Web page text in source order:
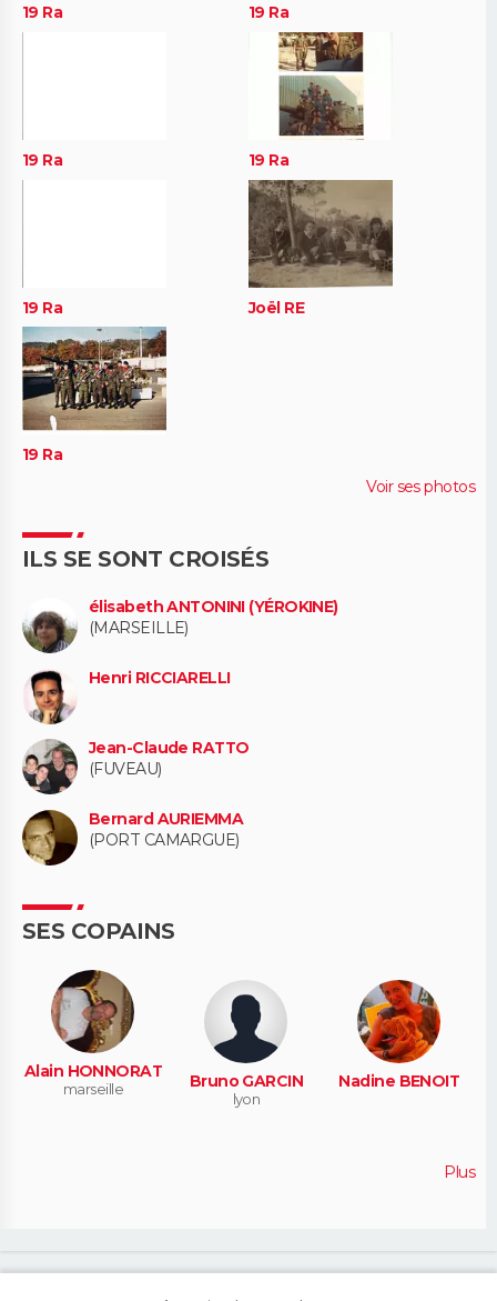
19 Ra 19 Ra
19 Ra 19 Ra
19 Ra Joël RE
19 Ra
Voir ses photos
ILS SE SONT CROISÉS
élisabeth ANTONINI (YÉROKINE)
(MARSEILLE)
Henri RICCIARELLI
Jean-Claude RATTO
(FUVEAU)
Bernard AURIEMMA
(PORT CAMARGUE)
SES COPAINS
Alain HONNORAT
marseille Bruno GARCIN
lyon
Nadine BENOIT
Plus